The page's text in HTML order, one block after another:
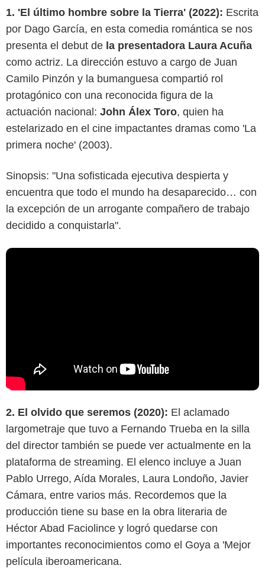
1. 'El último hombre sobre la Tierra' (2022): Escrita
por Dago García, en esta comedia romántica se nos
presenta el debut de la presentadora Laura Acuña
como actriz. La dirección estuvo a cargo de Juan
Camilo Pinzón y la bumanguesa compartió rol
protagónico con una reconocida figura de la
actuación nacional: John Álex Toro, quien ha
estelarizado en el cine impactantes dramas como 'La
primera noche' (2003).
Sinopsis: "Una sofisticada ejecutiva despierta y
encuentra que todo el mundo ha desaparecido… con
la excepción de un arrogante compañero de trabajo
decidido a conquistarla".
2. El olvido que seremos (2020): El aclamado
largometraje que tuvo a Fernando Trueba en la silla
del director también se puede ver actualmente en la
plataforma de streaming. El elenco incluye a Juan
Pablo Urrego, Aída Morales, Laura Londoño, Javier
Cámara, entre varios más. Recordemos que la
producción tiene su base en la obra literaria de
Héctor Abad Faciolince y logró quedarse con
importantes reconocimientos como el Goya a 'Mejor
película iberoamericana.